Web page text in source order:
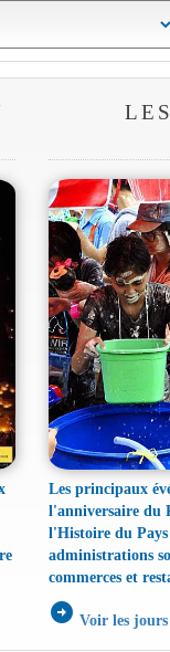
Les principaux
l'anniversaire du
l'Histoire du Pays
administrations
commerces et
arrow_circle_right Voir les